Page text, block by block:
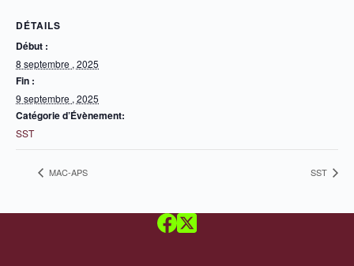
DÉTAILS
Début :
8 septembre , 2025
Fin :
9 septembre , 2025
Catégorie d’Évènement:
SST
MAC-APS SST